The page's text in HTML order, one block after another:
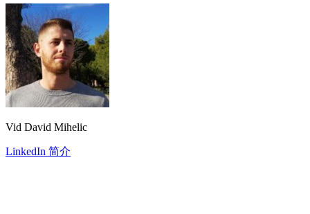
Vid David Mihelic
LinkedIn 简介